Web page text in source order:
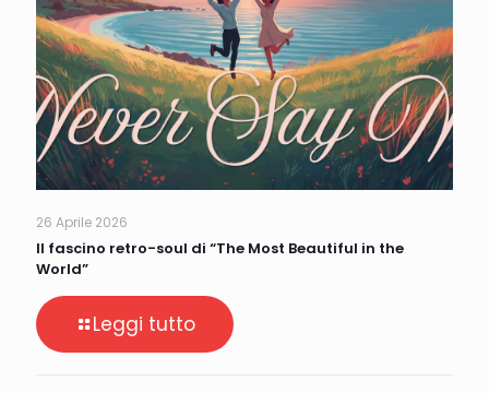
26 Aprile 2026
Il fascino retro-soul di “The Most Beautiful in the
World”
Leggi tutto